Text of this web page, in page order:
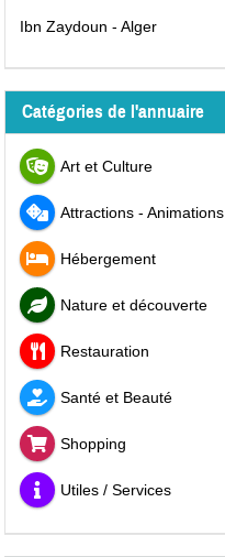
Ibn Zaydoun - Alger
Catégories de l'annuaire
Art et Culture
Attractions - Animations
Hébergement
Nature et découverte
Restauration
Santé et Beauté
Shopping
Utiles / Services